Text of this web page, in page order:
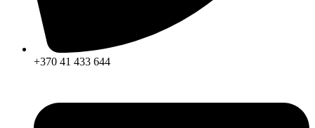
+370 41 433 644